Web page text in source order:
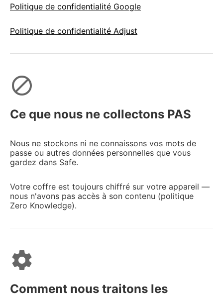
Politique de confidentialité Google
Politique de confidentialité Adjust
block
Ce que nous ne collectons PAS
Nous ne stockons ni ne connaissons vos mots de
passe ou autres données personnelles que vous
gardez dans Safe.
Votre coffre est toujours chiffré sur votre appareil —
nous n'avons pas accès à son contenu (politique
Zero Knowledge).
settings
Comment nous traitons les